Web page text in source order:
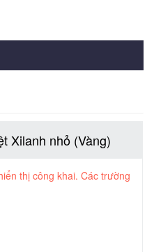
Xilanh nhỏ (Vàng)
thị công khai. Các trường